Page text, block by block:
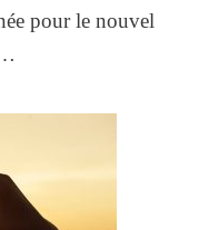
pour le nouvel